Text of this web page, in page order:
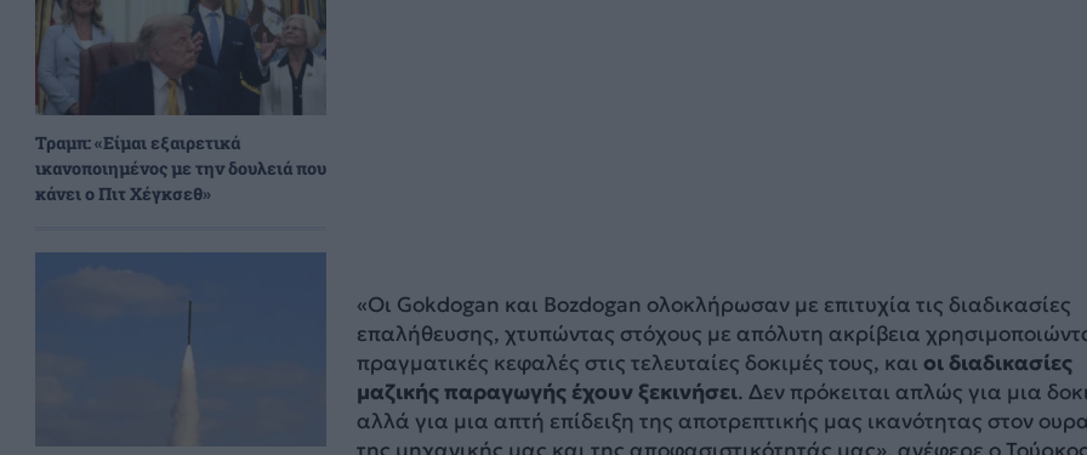
Τραμπ: «Είμαι εξαιρετικά
ικανοποιημένος με την δουλειά που
κάνει ο Πιτ Χέγκσεθ»
«Οι Gokdogan και Bozdogan ολοκλήρωσαν με επιτυχία τις διαδικασίες
επαλήθευσης, χτυπώντας στόχους με απόλυτη ακρίβεια
πραγματικές κεφαλές στις τελευταίες δοκιμές τους, και οι διαδικασίες
μαζικής παραγωγής έχουν ξεκινήσει. Δεν πρόκειται απλώς για μια
αλλά για μια απτή επίδειξη της αποτρεπτικής μας ικανότητας στον